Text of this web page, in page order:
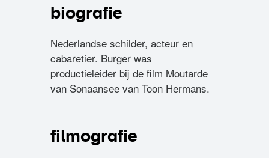
biografie
Nederlandse schilder, acteur en
cabaretier. Burger was
productieleider bij de film Moutarde
van Sonaansee van Toon Hermans.
filmografie